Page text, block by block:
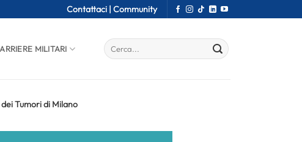
Contattaci | Community
MILITARI
Tumori di Milano